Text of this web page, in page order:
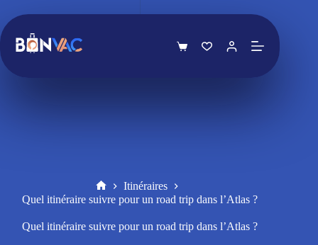
contenu
Panier
Accueil
Itinéraires
Quel itinéraire suivre pour un road trip dans l’Atlas ?
Quel itinéraire suivre pour un road trip dans l’Atlas ?